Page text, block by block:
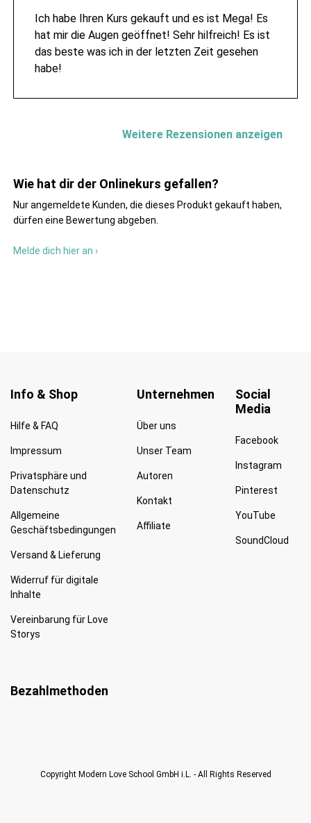
Wie hat dir der Onlinekurs gefallen?
Nur angemeldete Kunden, die dieses Produkt gekauft haben,
dürfen eine Bewertung abgeben.
Melde dich hier an ›
Ich habe Ihren Kurs gekauft und es ist Mega! Es
hat mir die Augen geöffnet! Sehr hilfreich! Es ist
das beste was ich in der letzten Zeit gesehen
habe!
Weitere Rezensionen anzeigen
Info & Shop
Hilfe & FAQ
Impressum
Privatsphäre und
Datenschutz
Allgemeine
Geschäftsbedingungen
Versand & Lieferung
Widerruf für digitale
Inhalte
Vereinbarung für Love
Storys
Unternehmen
Über uns
Unser Team
Autoren
Kontakt
Affiliate
Social
Media
Facebook
Instagram
Pinterest
YouTube
SoundCloud
Bezahlmethoden
Copyright Modern Love School GmbH i.L. - All Rights Reserved